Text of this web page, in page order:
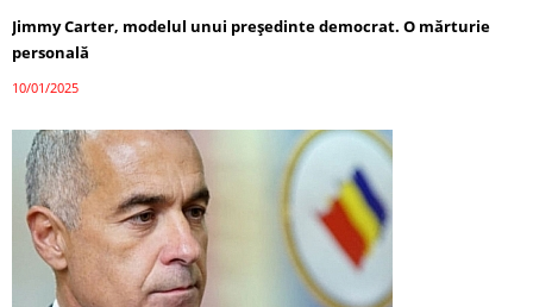
Jimmy Carter, modelul unui președinte democrat. O mărturie
personală
10/01/2025